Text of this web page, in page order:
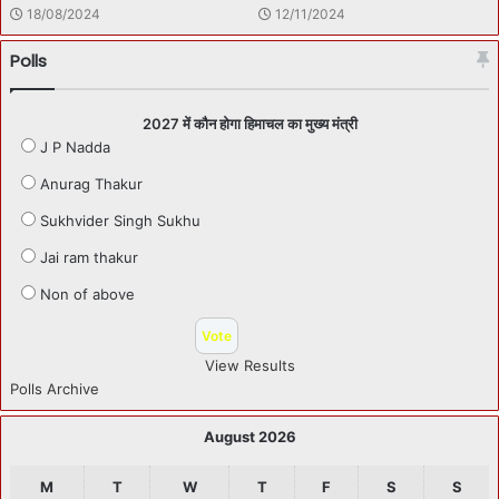
18/08/2024 12/11/2024
Polls
2027 में कौन होगा हिमाचल का मुख्य मंत्री
J P Nadda
Anurag Thakur
Sukhvider Singh Sukhu
Jai ram thakur
Non of above
View Results
Polls Archive
August 2026
M T W T F S S